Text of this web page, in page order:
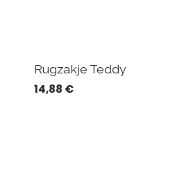
Rugzakje Teddy
14,88 €